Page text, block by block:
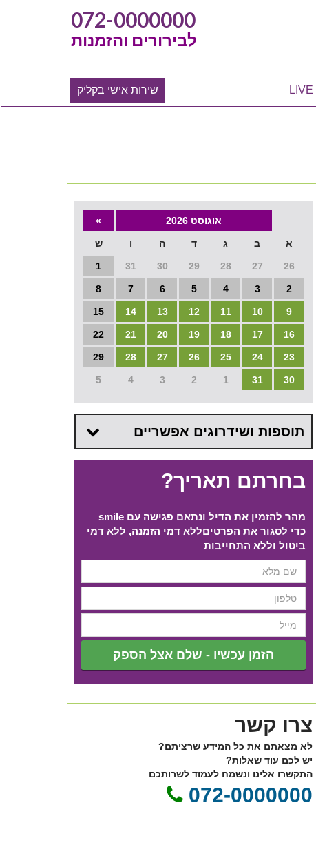
072-0000000
לבירורים והזמנות
שירות אישי בקליק
אוגוסט 2026 »
א ב ג ד ה ו ש
26
27
28
29
30
31
1
2
3
4
5
6
7
8
9
10
11
12
13
14
15
16
17
18
19
20
21
22
23
24
25
26
27
28
29
30
31
1
2
3
4
5
תוספות ושידרוגים אפשריים
בחרתם תאריך?
מהר להזמין את הדיל ונתאם פגישה עם smile
כדי לסגור את הפרטים​ ללא דמי הזמנה, ללא דמי
ביטול וללא התחייבות
הזמן עכשיו - שלם אצל הספק
צרו קשר
לא מצאתם את כל המידע שרציתם?
יש לכם עוד שאלות?
התקשרו אלינו ונשמח לעמוד לשרותכם
072-0000000